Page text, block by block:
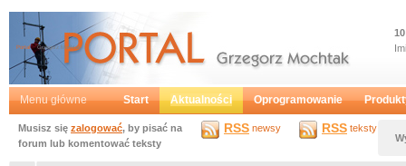
Portal Grzegorz Mochtak
Menu główne Start Aktualności Oprogramowanie
RSS newsy RSS teksty
Musisz się zalogować, by pisać na
forum lub komentować teksty